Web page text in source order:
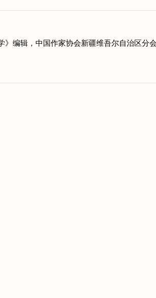
编辑，中国作家协会新疆维吾尔自治区分